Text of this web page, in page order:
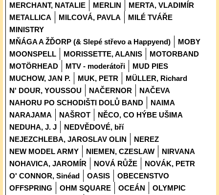
MERCHANT, NATALIE
MERLIN
MERTA, VLADIMÍR
METALLICA
MILCOVÁ, PAVLA
MILÉ TVÁŘE
MINISTRY
MŇÁGA A ŽĎORP (& Slepé střevo a Happyend)
MOBY
MOONSPELL
MORISSETTE, ALANIS
MOTORBAND
MOTÖRHEAD
MTV - moderátoři
MUD PIES
MUCHOW, JAN P.
MUK, PETR
MÜLLER, Richard
N' DOUR, YOUSSOU
NAČERNOR
NAČEVA
NAHORU PO SCHODIŠTI DOLŮ BAND
NAIMA
NARAJAMA
NAŠROT
NĚCO, CO HÝBE UŠIMA
NEDUHA, J. J
NEDVĚDOVÉ, bří
NEJEZCHLEBA, JAROSLAV OLIN
NEREZ
NEW MODEL ARMY
NIEMEN, CZESLAW
NIRVANA
NOHAVICA, JAROMÍR
NOVÁ RŮŽE
NOVÁK, PETR
O' CONNOR, Sinéad
OASIS
OBECENSTVO
OFFSPRING
OHM SQUARE OCEÁN
OLYMPIC